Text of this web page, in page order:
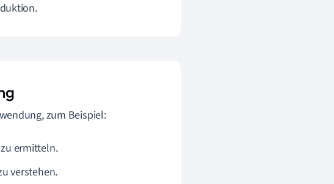
zum Beispiel:
ermitteln.
verstehen.